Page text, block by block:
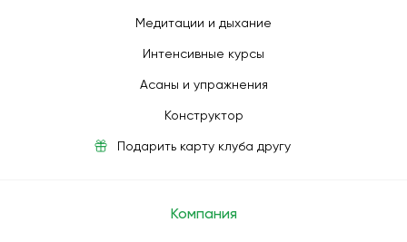
Медитации и дыхание
Интенсивные курсы
Асаны и упражнения
Конструктор
Подарить карту клуба другу
Компания